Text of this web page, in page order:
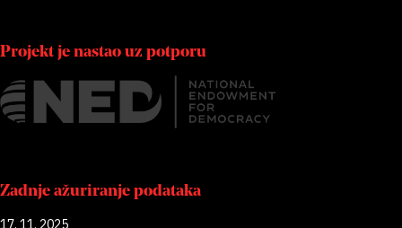
Projekt je nastao uz potporu
Zadnje ažuriranje podataka
17. 11. 2025